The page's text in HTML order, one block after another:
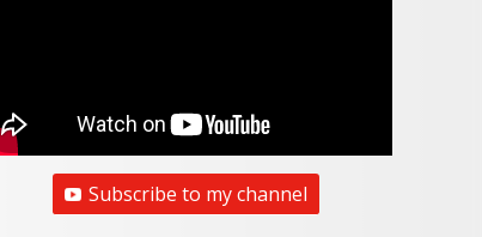
Subscribe to my channel